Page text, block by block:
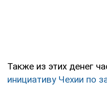
Также из этих денег
инициативу Чехии по